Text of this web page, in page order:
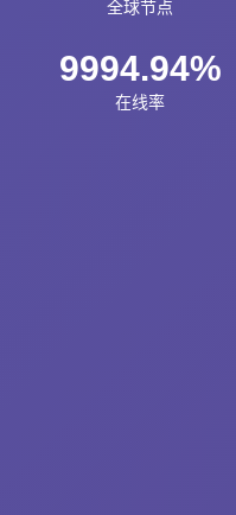
全球节点
9994.94%
在线率